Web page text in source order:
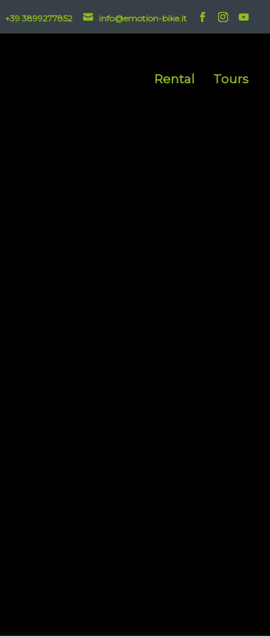
+39 3899277852  info@emotion-bike.it
Rental Tours